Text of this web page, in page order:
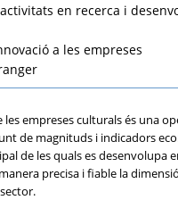
en recerca i
a les empreses
les empreses culturals és una
de magnituds i indicadors
de les quals es desenvolupa
precisa i fiable la